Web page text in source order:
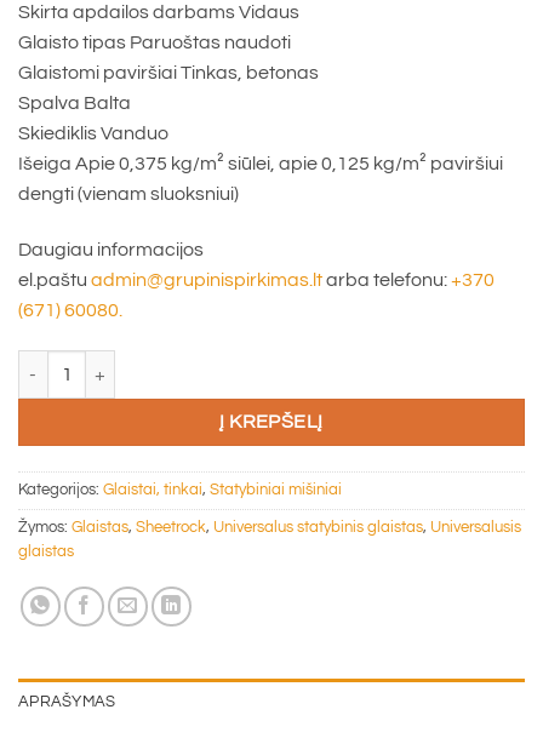
Skirta apdailos darbams Vidaus
Glaisto tipas Paruoštas naudoti
Glaistomi paviršiai Tinkas, betonas
Spalva Balta
Skiediklis Vanduo
Išeiga Apie 0,375 kg/m² siūlei, apie 0,125 kg/m² paviršiui
dengti (vienam sluoksniui)
Daugiau informacijos
el.paštu admin@grupinispirkimas.ltarba telefonu:+370
(671) 60080.
Į KREPŠELĮ
Kategorijos: Glaistai, tinkai, Statybiniai mišiniai
Žymos: Glaistas, Sheetrock, Universalus statybinis glaistas, Universalusis
glaistas
APRAŠYMAS